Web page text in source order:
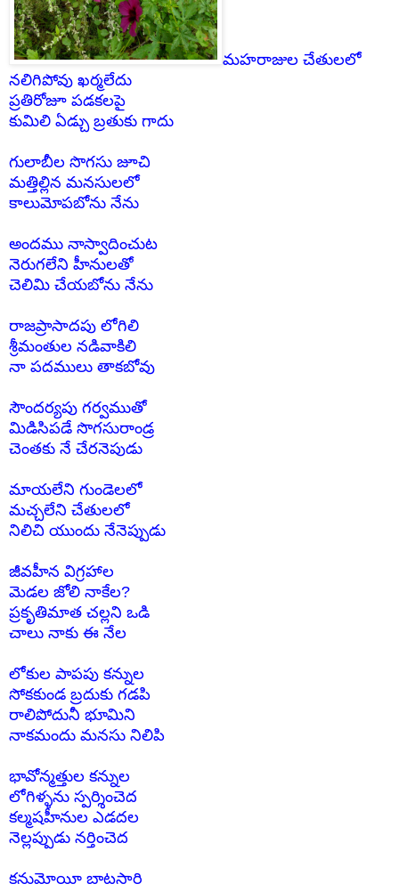
మహరాజుల చేతులలో
నలిగిపోవు ఖర్మలేదు
ప్రతిరోజూ పడకలపై
కుమిలి ఏడ్చు బ్రతుకు గాదు
గులాబీల సొగసు జూచి
మత్తిల్లిన మనసులలో
కాలుమోపబోను నేను
అందము నాస్వాదించుట
నెరుగలేని హీనులతో
చెలిమి చేయబోను నేను
రాజప్రాసాదపు లోగిలి
శ్రీమంతుల నడివాకిలి
నా పదములు తాకబోవు
సౌందర్యపు గర్వముతో
మిడిసిపడే సొగసురాండ్ర
చెంతకు నే చేరనెపుడు
మాయలేని గుండెలలో
మచ్చలేని చేతులలో
నిలిచి యుందు నేనెప్పుడు
జీవహీన విగ్రహాల
మెడల జోలి నాకేల?
ప్రకృతిమాత చల్లని ఒడి
చాలు నాకు ఈ నేల
లోకుల పాపపు కన్నుల
సోకకుండ బ్రదుకు గడపి
రాలిపోదునీ భూమిని
నాకమందు మనసు నిలిపి
భావోన్మత్తుల కన్నుల
లోగిళ్ళను స్పర్శించెద
కల్మషహీనుల ఎడదల
నెల్లప్పుడు నర్తించెద
కనుమోయీ బాటసారి